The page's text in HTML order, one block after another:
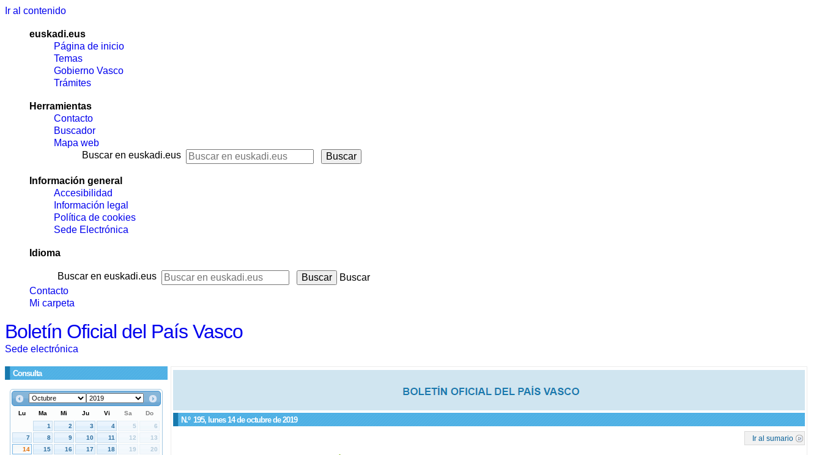
Ir al contenido
euskadi.eus
Página de inicio
Temas
Gobierno Vasco
Trámites
Herramientas
Contacto
Buscador
Mapa web
Buscar en euskadi.eus
Información general
Accesibilidad
Información legal
Política de cookies
Sede Electrónica
Idioma
Buscar en euskadi.eus
Buscar
Contacto
Mi carpeta
Boletín Oficial del País Vasco
Sede electrónica
Consulta
N.º 195, lunes 14 de octubre de 2019
Ir al sumario